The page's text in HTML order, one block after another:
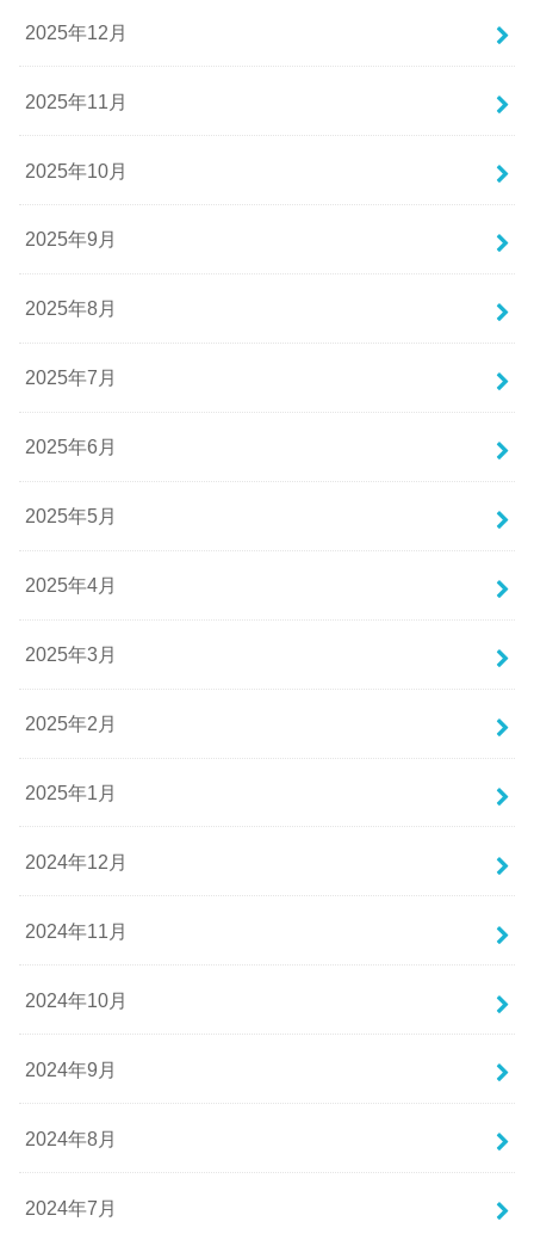
2025年12月
2025年11月
2025年10月
2025年9月
2025年8月
2025年7月
2025年6月
2025年5月
2025年4月
2025年3月
2025年2月
2025年1月
2024年12月
2024年11月
2024年10月
2024年9月
2024年8月
2024年7月